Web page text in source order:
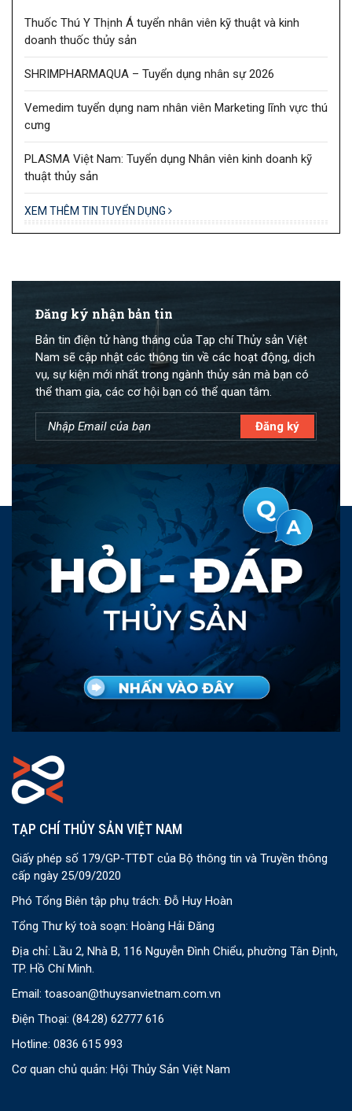
Thuốc Thú Y Thịnh Á tuyển nhân viên kỹ thuật và kinh
doanh thuốc thủy sản
SHRIMPHARMAQUA – Tuyển dụng nhân sự 2026
Vemedim tuyển dụng nam nhân viên Marketing lĩnh vực thú
cưng
PLASMA Việt Nam: Tuyển dụng Nhân viên kinh doanh kỹ
thuật thủy sản
XEM THÊM TIN TUYỂN DỤNG
Đăng ký nhận bản tin
Bản tin điện tử hàng tháng của Tạp chí Thủy sản Việt
Nam sẽ cập nhật các thông tin về các hoạt động, dịch
vụ, sự kiện mới nhất trong ngành thủy sản mà bạn có
thể tham gia, các cơ hội bạn có thể quan tâm.
TẠP CHÍ THỦY SẢN VIỆT NAM
Giấy phép số 179/GP-TTĐT của Bộ thông tin và Truyền thông
cấp ngày 25/09/2020
Phó Tổng Biên tập phụ trách: Đỗ Huy Hoàn
Tổng Thư ký toà soạn: Hoàng Hải Đăng
Địa chỉ: Lầu 2, Nhà B, 116 Nguyễn Đình Chiểu, phường Tân Định,
TP. Hồ Chí Minh.
Email: toasoan@thuysanvietnam.com.vn
Điện Thoại: (84.28) 62777 616
Hotline: 0836 615 993
Cơ quan chủ quản: Hội Thủy Sản Việt Nam